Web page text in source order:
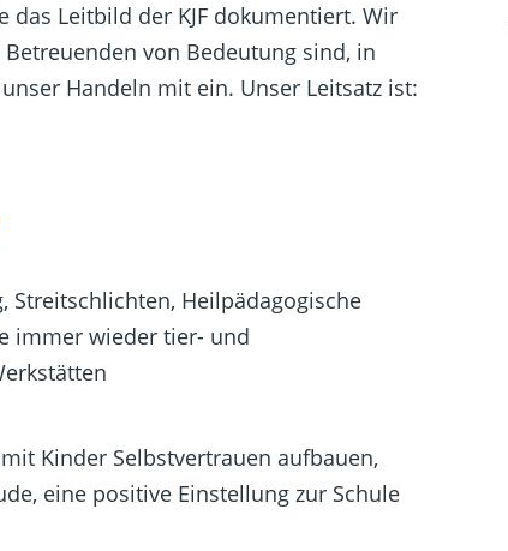
Leitbild der KJF dokumentiert. Wir
von Bedeutung sind, in
Handeln mit ein. Unser Leitsatz ist:
Streitschlichten, Heilpädagogische
immer wieder tier- und
Kinder Selbstvertrauen aufbauen,
eine positive Einstellung zur Schule